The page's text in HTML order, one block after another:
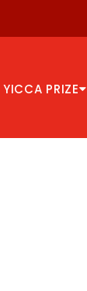
YICCA PRIZE